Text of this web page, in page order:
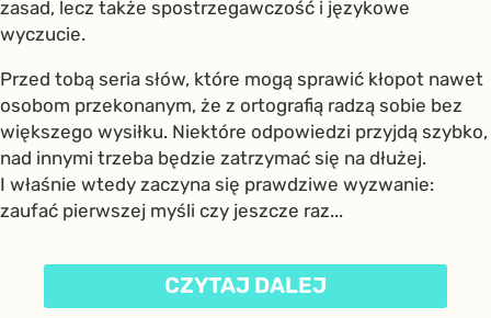
zasad, lecz także spostrzegawczość i językowe
wyczucie.
Przed tobą seria słów, które mogą sprawić kłopot nawet
osobom przekonanym, że z ortografią radzą sobie bez
większego wysiłku. Niektóre odpowiedzi przyjdą szybko,
nad innymi trzeba będzie zatrzymać się na dłużej.
I właśnie wtedy zaczyna się prawdziwe wyzwanie:
zaufać pierwszej myśli czy jeszcze raz...
CZYTAJ DALEJ